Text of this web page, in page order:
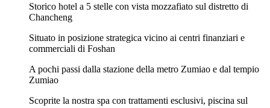
Storico hotel a 5 stelle con vista mozzafiato sul distretto di
Chancheng
Situato in posizione strategica vicino ai centri finanziari e
commerciali di Foshan
A pochi passi dalla stazione della metro Zumiao e dal tempio
Zumiao
Scoprite la nostra spa con trattamenti esclusivi, piscina sul